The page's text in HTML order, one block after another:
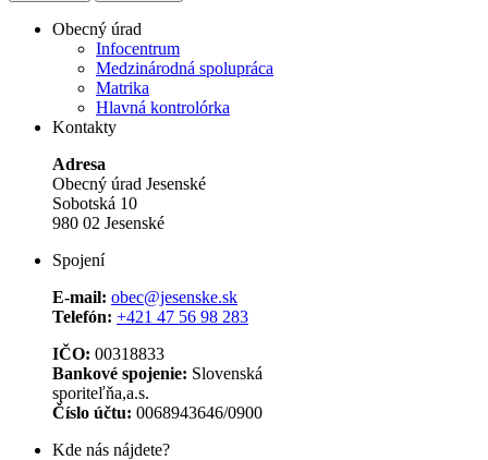
Obecný úrad
Infocentrum
Medzinárodná spolupráca
Matrika
Hlavná kontrolórka
Kontakty
Adresa
Obecný úrad Jesenské
Sobotská 10
980 02 Jesenské
Spojení
E-mail: obec@jesenske.sk
Telefón: +421 47 56 98 283
IČO: 00318833
Bankové spojenie: Slovenská
sporiteľňa,a.s.
Číslo účtu: 0068943646/0900
Kde nás nájdete?